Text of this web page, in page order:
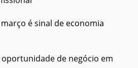
é sinal de economia
de negócio em